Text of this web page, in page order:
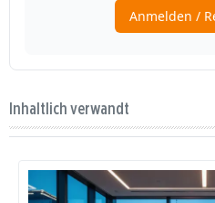
Inhaltlich verwandt